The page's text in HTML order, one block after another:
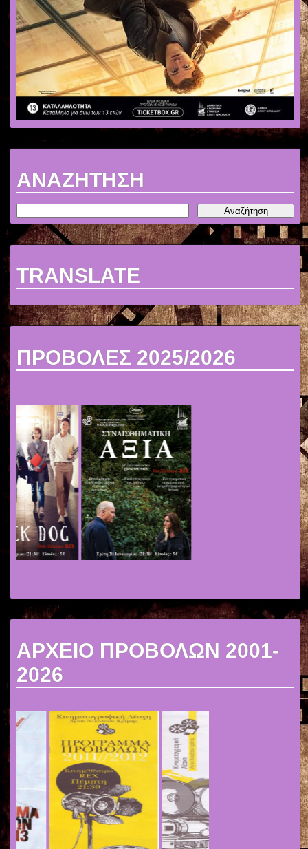
ΑΝΑΖΗΤΗΣΗ
TRANSLATE
ΠΡΟΒΟΛΕΣ 2025/2026
ΑΡΧΕΙΟ ΠΡΟΒΟΛΩΝ 2001-
2026